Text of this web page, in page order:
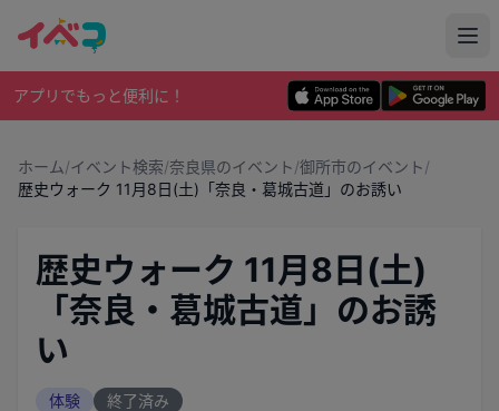
アプリでもっと便利に！
ホーム/イベント検索/奈良県のイベント/御所市のイベント/
歴史ウォーク 11月8日(土)「奈良・葛城古道」のお誘い
歴史ウォーク 11月8日(土)
「奈良・葛城古道」のお誘
い
体験 終了済み